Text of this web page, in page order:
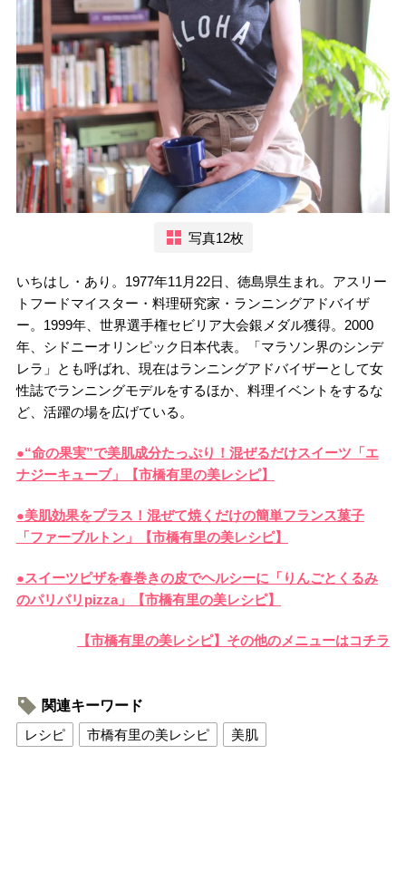
写真12枚
いちはし・あり。1977年11月22日、徳島県生まれ。アスリー
トフードマイスター・料理研究家・ランニングアドバイザ
ー。1999年、世界選手権セビリア大会銀メダル獲得。2000
年、シドニーオリンピック日本代表。「マラソン界のシンデ
レラ」とも呼ばれ、現在はランニングアドバイザーとして女
性誌でランニングモデルをするほか、料理イベントをするな
ど、活躍の場を広げている。
●“命の果実”で美肌成分たっぷり！混ぜるだけスイーツ「エ
ナジーキューブ」【市橋有里の美レシピ】
●美肌効果をプラス！混ぜて焼くだけの簡単フランス菓子
「ファーブルトン」【市橋有里の美レシピ】
●スイーツピザを春巻きの皮でヘルシーに「りんごとくるみ
のパリパリpizza」【市橋有里の美レシピ】
【市橋有里の美レシピ】その他のメニューはコチラ
関連キーワード
レシピ
市橋有里の美レシピ 美肌